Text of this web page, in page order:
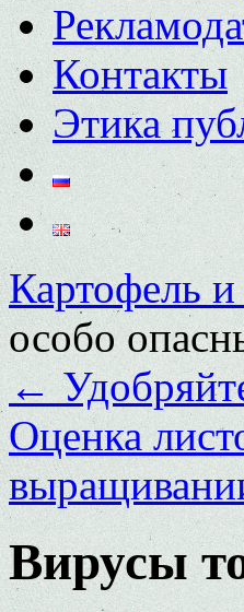
Контакты
Этика
Картофель
особо
←
Оценка
Вирусы